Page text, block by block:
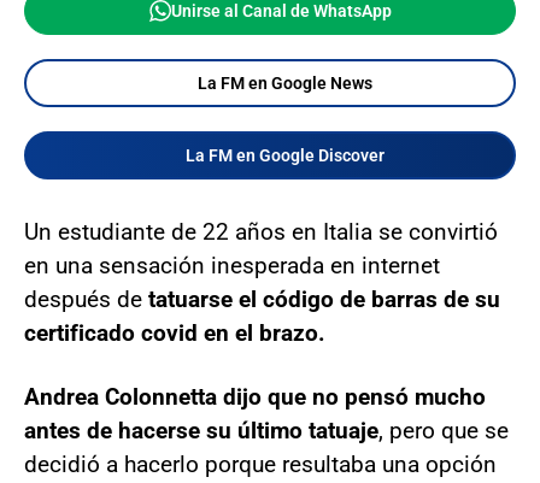
Unirse al Canal de WhatsApp
La FM en Google News
La FM en Google Discover
Un estudiante de 22 años en Italia se convirtió
en una sensación inesperada en internet
después de tatuarse el código de barras de su
certificado covid en el brazo.
Andrea Colonnetta dijo que no pensó mucho
antes de hacerse su último tatuaje, pero que se
decidió a hacerlo porque resultaba una opción